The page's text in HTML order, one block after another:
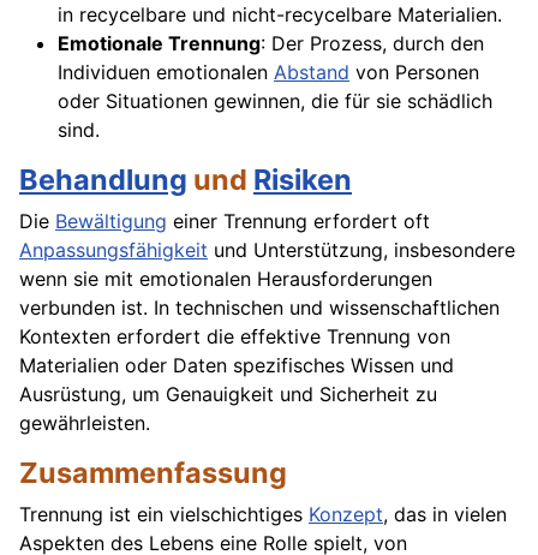
in recycelbare und nicht-recycelbare Materialien.
Emotionale Trennung: Der Prozess, durch den
Individuen emotionalen Abstand von Personen
oder Situationen gewinnen, die für sie schädlich
sind.
Behandlung und Risiken
Die Bewältigung einer Trennung erfordert oft
Anpassungsfähigkeit und Unterstützung, insbesondere
wenn sie mit emotionalen Herausforderungen
verbunden ist. In technischen und wissenschaftlichen
Kontexten erfordert die effektive Trennung von
Materialien oder Daten spezifisches Wissen und
Ausrüstung, um Genauigkeit und Sicherheit zu
gewährleisten.
Zusammenfassung
Trennung ist ein vielschichtiges Konzept, das in vielen
Aspekten des Lebens eine Rolle spielt, von